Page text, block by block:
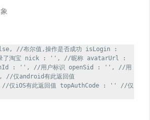
//布尔值,操作是否成功 isLogin :
了淘宝 nick : '', //昵称 avatarUrl :
: '', //用户标识 openSid : '', //用
仅android有此返回值
仅iOS有此返回值 topAuthCode : '' //仅